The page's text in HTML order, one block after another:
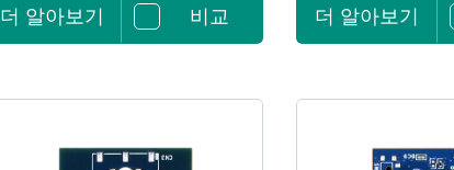
더 알아보기 비교 더 알아보기